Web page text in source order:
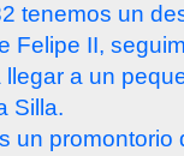
tenemos un
Felipe II,
a un
Silla.
un